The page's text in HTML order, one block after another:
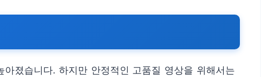
졌습니다. 하지만 안정적인 고품질 영상을 위해서는